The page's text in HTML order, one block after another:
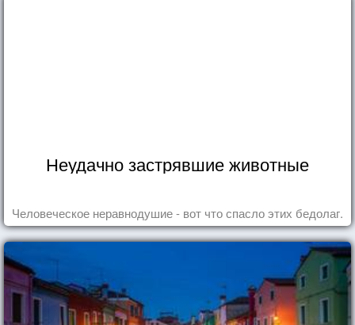
Неудачно застрявшие животные
Человеческое неравнодушие - вот что спасло этих бедолаг.